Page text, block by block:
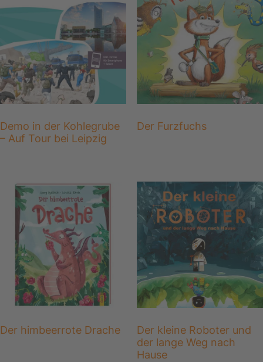
Demo in der Kohlegrube
– Auf Tour bei Leipzig
Der Furzfuchs
Der himbeerrote Drache
Der kleine Roboter und
der lange Weg nach
Hause